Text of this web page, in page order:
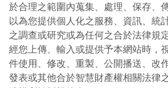
於合理之範圍內蒐集、處理、保存、
以為您提供個人化之服務、資訊、統
之調查或研究或為任何之合於法律規
經您上傳、輸入或提供予本網站時，
件使用、修改、重製、公開播送、改
發表或其他合於智慧財產權相關法律